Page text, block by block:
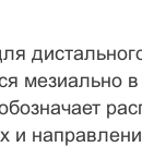
мезиально
и